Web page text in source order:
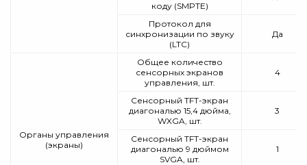
коду (SMPTE)
Протокол для
синхронизации по звуку
(LTC)
Да
Органы управления
(экраны)
Общее количество
сенсорных экранов
управления, шт.
4
Сенсорный TFT-экран
диагональю 15,4 дюйма,
WXGA, шт.
3
Сенсорный TFT-экран
диагональю 9 дюймом
SVGA, шт.
1